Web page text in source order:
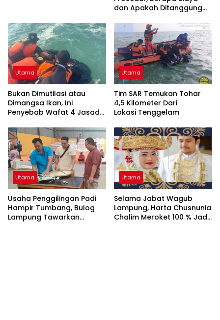
dan Apakah Ditanggung
Utama
Bukan Dimutilasi atau
Dimangsa Ikan, Ini
Penyebab Wafat 4 Jasad
Di Pesisir Lampung!
Utama
Tim SAR Temukan Tohar
4,5 Kilometer Dari
Lokasi Tenggelam
Utama
Usaha Penggilingan Padi
Hampir Tumbang, Bulog
Lampung Tawarkan
Utama
Selama Jabat Wagub
Lampung, Harta Chusnunia
Chalim Meroket 100 % Jadi